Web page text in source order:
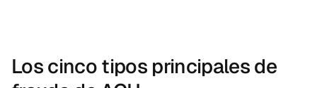
Los cinco tipos principales de